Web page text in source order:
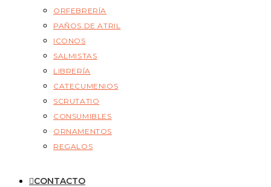
ORFEBRERÍA
PAÑOS DE ATRIL
ICONOS
SALMISTAS
LIBRERÍA
CATECUMENIOS
SCRUTATIO
CONSUMIBLES
ORNAMENTOS
REGALOS
CONTACTO